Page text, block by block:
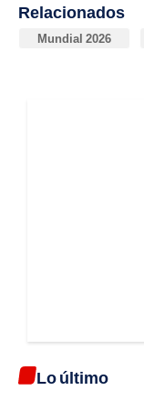
Relacionados
Mundial 2026
Lo último